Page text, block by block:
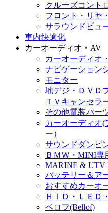
クルーズコント
フロント・リヤ
サラウンドビュ
車内快適化
カーオーディオ・AV
カーオーディ
ナビゲーション
モニター
地デジ・ＤＶＤ
ＴＶキャンセラ
その他電装パー
カーオーディオ
ー）
サウンドダンピ
ＢＭＷ・MINI専
MARINE & UTV
バッテリー＆ア
おすすめカーオ
ＨＩＤ・ＬＥＤ
ベロフ(Bellof)